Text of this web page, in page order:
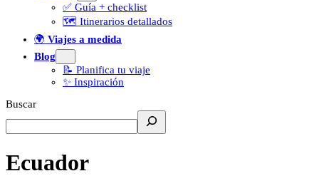
✅ Guía + checklist
🗺️ Itinerarios detallados
🌍 Viajes a medida
Blog
📝 Planifica tu viaje
✨ Inspiración
Buscar
Ecuador